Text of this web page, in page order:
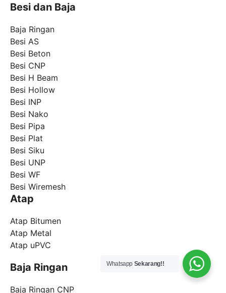
Besi dan Baja
Baja Ringan
Besi AS
Besi Beton
Besi CNP
Besi H Beam
Besi Hollow
Besi INP
Besi Nako
Besi Pipa
Besi Plat
Besi Siku
Besi UNP
Besi WF
Besi Wiremesh
Atap
Atap Bitumen
Atap Metal
Atap uPVC
Baja Ringan
Baja Ringan CNP
Whatsapp Sekarang!!